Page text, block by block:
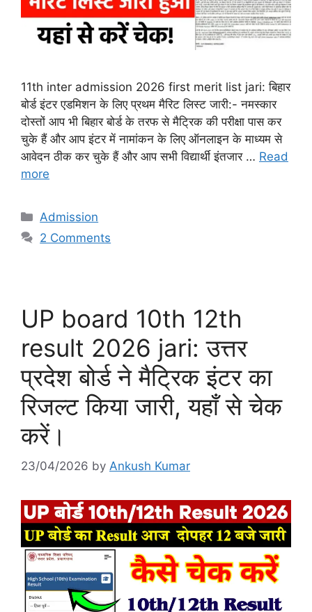
11th inter admission 2026 first merit list jari: बिहार
बोर्ड इंटर एडमिशन के लिए प्रथम मैरिट लिस्ट जारी:- नमस्कार
दोस्तों आप भी बिहार बोर्ड के तरफ से मैट्रिक की परीक्षा पास कर
चुके हैं और आप इंटर में नामांकन के लिए ऑनलाइन के माध्यम से
आवेदन ठीक कर चुके हैं और आप सभी विद्यार्थी इंतजार … Read
more
Categories
Admission
2 Comments
UP board 10th 12th
result 2026 jari: उत्तर
प्रदेश बोर्ड ने मैट्रिक इंटर का
रिजल्ट किया जारी, यहाँ से चेक
करें।
23/04/2026 by Ankush Kumar